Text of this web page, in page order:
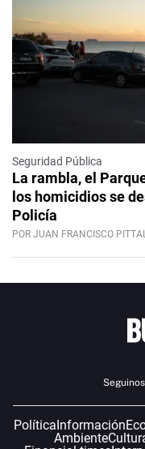
Seguridad Pública
La rambla, el
los homicidios se
Policía
POR JUAN FRANCISCO
PolíticaInformación
Ambiente